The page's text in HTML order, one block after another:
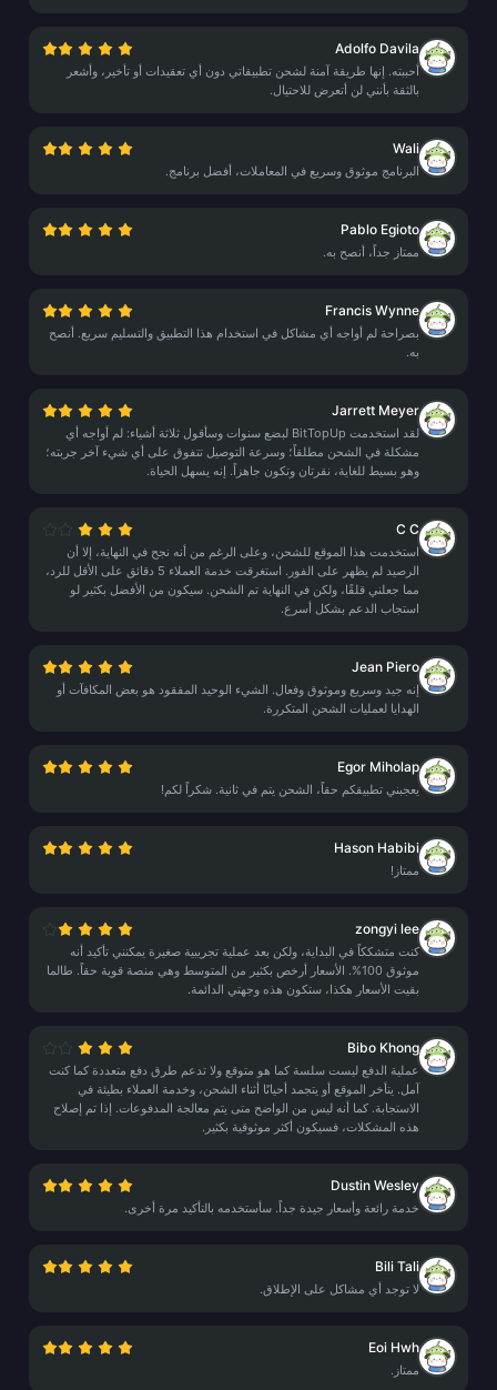
Adolfo Davila
أحببته. إنها طريقة آمنة لشحن تطبيقاتي دون أي تعقيدات أو تأخير، وأشعر
بالثقة بأنني لن أتعرض للاحتيال.
Wali
البرنامج موثوق وسريع في المعاملات، أفضل برنامج.
Pablo Egioto
ممتاز جداً، أنصح به.
Francis Wynne
بصراحة لم أواجه أي مشاكل في استخدام هذا التطبيق والتسليم سريع. أنصح
به.
Jarrett Meyer
لقد استخدمت BitTopUp لبضع سنوات وسأقول ثلاثة أشياء: لم أواجه أي
مشكلة في الشحن مطلقاً؛ وسرعة التوصيل تتفوق على أي شيء آخر جربته؛
وهو بسيط للغاية، نقرتان وتكون جاهزاً. إنه يسهل الحياة.
C C
استخدمت هذا الموقع للشحن، وعلى الرغم من أنه نجح في النهاية، إلا أن
الرصيد لم يظهر على الفور. استغرقت خدمة العملاء 5 دقائق على الأقل للرد،
مما جعلني قلقًا، ولكن في النهاية تم الشحن. سيكون من الأفضل بكثير لو
استجاب الدعم بشكل أسرع.
Jean Piero
إنه جيد وسريع وموثوق وفعال. الشيء الوحيد المفقود هو بعض المكافآت أو
الهدايا لعمليات الشحن المتكررة.
Egor Miholap
يعجبني تطبيقكم حقاً، الشحن يتم في ثانية. شكراً لكم!
Hason Habibi
ممتاز!
zongyi lee
كنت متشككاً في البداية، ولكن بعد عملية تجريبية صغيرة يمكنني تأكيد أنه
موثوق 100%. الأسعار أرخص بكثير من المتوسط وهي منصة قوية حقاً. طالما
بقيت الأسعار هكذا، ستكون هذه وجهتي الدائمة.
Bibo Khong
عملية الدفع ليست سلسة كما هو متوقع ولا تدعم طرق دفع متعددة كما كنت
آمل. يتأخر الموقع أو يتجمد أحيانًا أثناء الشحن، وخدمة العملاء بطيئة في
الاستجابة. كما أنه ليس من الواضح متى يتم معالجة المدفوعات. إذا تم إصلاح
هذه المشكلات، فسيكون أكثر موثوقية بكثير.
Dustin Wesley
خدمة رائعة وأسعار جيدة جداً. سأستخدمه بالتأكيد مرة أخرى.
Bili Tali
لا توجد أي مشاكل على الإطلاق.
Eoi Hwh
ممتاز.